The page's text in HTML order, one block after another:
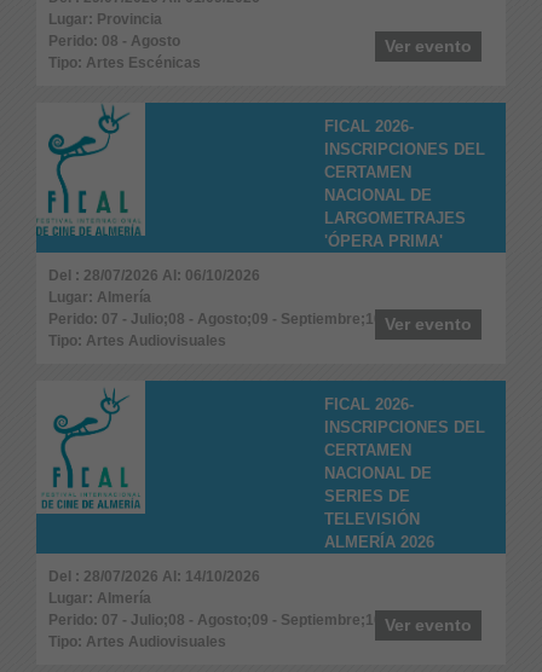
Lugar: Provincia
Perido: 08 - Agosto
Tipo: Artes Escénicas
Ver evento
FICAL 2026-
INSCRIPCIONES DEL
CERTAMEN
NACIONAL DE
LARGOMETRAJES
'ÓPERA PRIMA'
Del : 28/07/2026 Al: 06/10/2026
Lugar: Almería
Perido: 07 - Julio;08 - Agosto;09 - Septiembre;10 - Octubre
Tipo: Artes Audiovisuales
Ver evento
FICAL 2026-
INSCRIPCIONES DEL
CERTAMEN
NACIONAL DE
SERIES DE
TELEVISIÓN
ALMERÍA 2026
Del : 28/07/2026 Al: 14/10/2026
Lugar: Almería
Perido: 07 - Julio;08 - Agosto;09 - Septiembre;10 - Octubre
Tipo: Artes Audiovisuales
Ver evento